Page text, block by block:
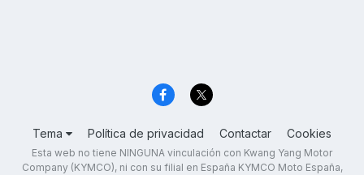
Tema Política de privacidad Contactar Cookies
Esta web no tiene NINGUNA vinculación con Kwang Yang Motor
Company (KYMCO), ni con su filial en España KYMCO Moto España,